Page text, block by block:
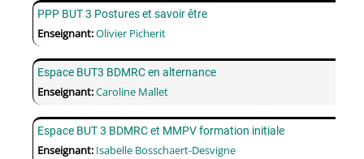
PPP BUT 3 Postures et savoir être
Enseignant:Olivier Picherit
Espace BUT3 BDMRC en alternance
Enseignant:Caroline Mallet
Espace BUT 3 BDMRC et MMPV formation initiale
Enseignant: Isabelle Bosschaert-Desvigne